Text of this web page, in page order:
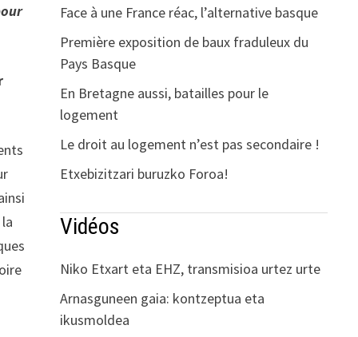
Face à une France réac, l’alternative basque
Première exposition de baux fraduleux du
Pays Basque
En Bretagne aussi, batailles pour le
logement
Le droit au logement n’est pas secondaire !
Etxebizitzari buruzko Foroa!
Vidéos
Niko Etxart eta EHZ, transmisioa urtez urte
Arnasguneen gaia: kontzeptua eta
ikusmoldea